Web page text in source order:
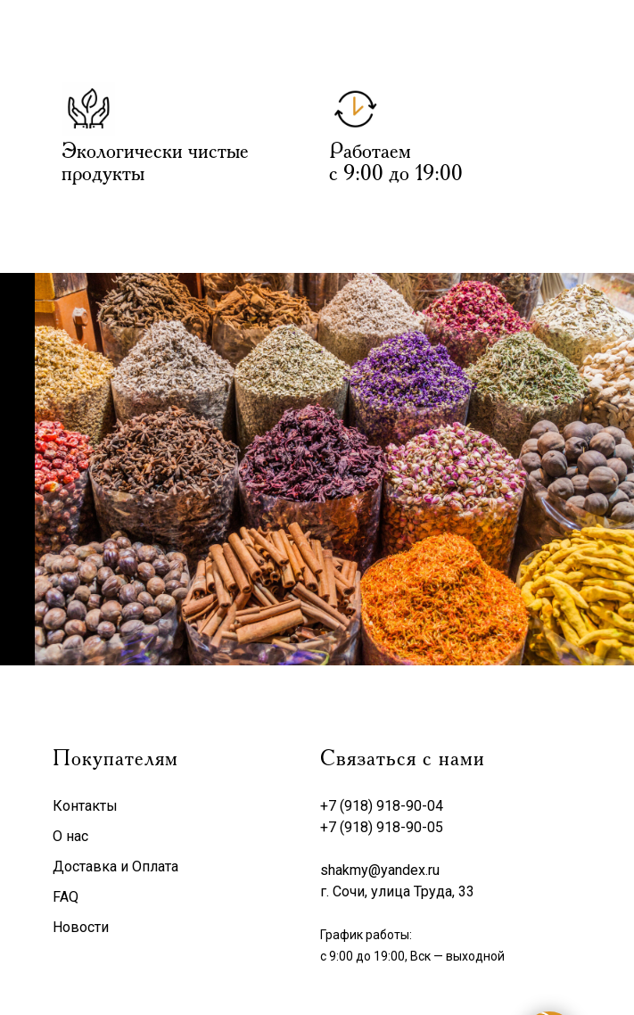
Экологически чистые
продукты
Работаем
с 9:00 до 19:00
Покупателям
Контакты
О нас
Доставка и Оплата
FAQ
Новости
Связаться с нами
+7 (918) 918-90-04
+7 (918) 918-90-05
shakmy@yandex.ru
г. Сочи, улица Труда, 33
График работы:
с 9:00 до 19:00, Вск — выходной